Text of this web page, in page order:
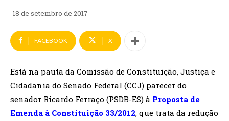
18 de setembro de 2017
FACEBOOK X
Está na pauta da Comissão de Constituição, Justiça e
Cidadania do Senado Federal (CCJ) parecer do
senador Ricardo Ferraço (PSDB-ES) à Proposta de
Emenda à Constituição 33/2012, que trata da redução